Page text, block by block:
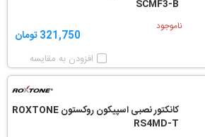
SCMF3-B
ناموجود
321,750 تومان
افزودن به مقایسه
کانکتور نصبی اسپیکون روکستون ROXTONE
RS4MD-T